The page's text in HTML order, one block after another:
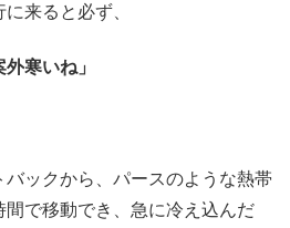
来ると必ず、
寒いね」
ックから、パースのような熱帯
で移動でき、急に冷え込んだ